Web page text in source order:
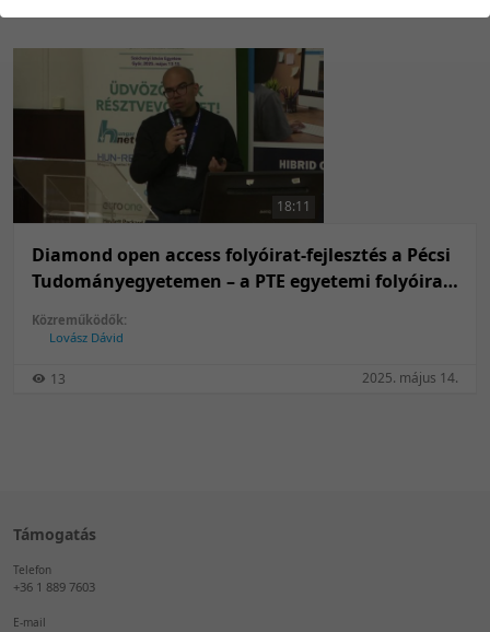
Relevancia szerint
Kezdés/felvétel dátuma szerint
Kezdés/felvétel dátuma szerint
Feltöltés dátuma szerint
Feltöltés dátuma szerint
Utolsó módosítás szerint
Utolsó módosítás szerint
5 tétel/oldal
10 tétel/oldal
20 tétel/oldal
50 tétel/oldal
100 tétel/oldal
18:11
Diamond open access folyóirat-fejlesztés a Pécsi
Tudományegyetemen – a PTE egyetemi folyóirat-
tapasztalatai
Közreműködők:
Lovász Dávid
13 2025. május 14.
Támogatás
Telefon
+36 1 889 7603
E-mail